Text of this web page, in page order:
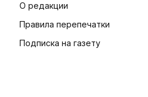
О редакции
Правила перепечатки
Подписка на газету